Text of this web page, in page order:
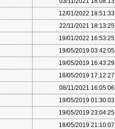
12/01/2022 18:51:33
22/11/2021 18:13:25
19/01/2022 16:53:25
19/05/2019 03:42:05
19/05/2019 16:43:29
18/05/2019 17:12:27
08/11/2021 16:05:06
19/05/2019 01:30:03
19/05/2019 23:04:25
18/05/2019 21:10:07